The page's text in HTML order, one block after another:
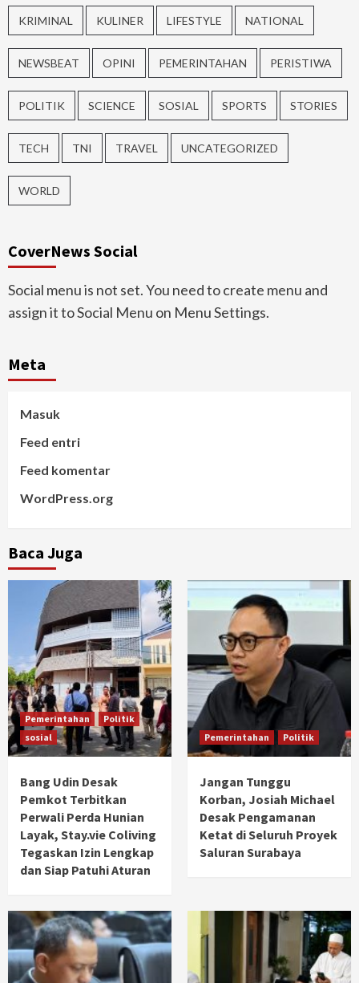
KRIMINAL KULINER LIFESTYLE NATIONAL
NEWSBEAT OPINI PEMERINTAHAN PERISTIWA
POLITIK SCIENCE SOSIAL SPORTS STORIES
TECH TNI TRAVEL UNCATEGORIZED
WORLD
CoverNews Social
Social menu is not set. You need to create menu and
assign it to Social Menu on Menu Settings.
Meta
Masuk
Feed entri
Feed komentar
WordPress.org
Baca Juga
Pemerintahan
Politik
sosial
Bang Udin Desak
Pemkot Terbitkan
Perwali Perda Hunian
Layak, Stay.vie Coliving
Tegaskan Izin Lengkap
dan Siap Patuhi Aturan
Pemerintahan Politik
Jangan Tunggu
Korban, Josiah Michael
Desak Pengamanan
Ketat di Seluruh Proyek
Saluran Surabaya